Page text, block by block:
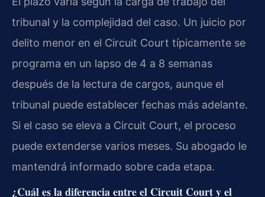
tribunal y la complejidad del caso. Un juicio por
delito menor en el Circuit Court típicamente se
programa en un lapso de 4 a 8 semanas
después de la lectura de cargos, aunque el
tribunal puede establecer fechas más adelante.
Si el caso se eleva a Circuit Court, el proceso
puede extenderse varios meses. Su abogado le
mantendrá informado sobre cada etapa.
¿Cuál es la diferencia entre el Circuit Court y el